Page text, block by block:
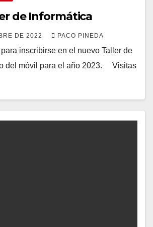
de Informática
DE 2022 PACO PINEDA
inscribirse en el nuevo Taller de
del móvil para el año 2023. Visitas